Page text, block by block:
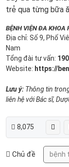
trẻ qua từng bữa
BỆNH VIỆN ĐA KHOA
Địa chỉ: Số 9, Phố
Nam
Tổng đài tư vấn:
Website: https://
Lưu ý: Thông tin
liên hệ với Bác sĩ,
8,075
Chủ đề bệnh